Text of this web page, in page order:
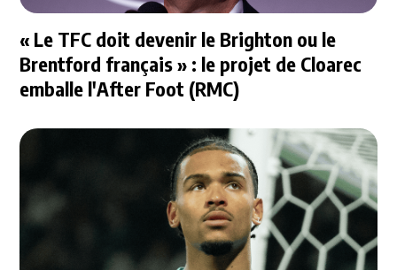
« Le TFC doit devenir le Brighton ou le
Brentford français » : le projet de Cloarec
emballe l'After Foot (RMC)